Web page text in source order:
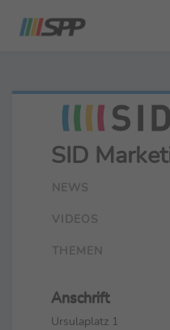
SID
NEWS
VIDEOS
THEMEN
Anschrift
Ursulaplatz 1